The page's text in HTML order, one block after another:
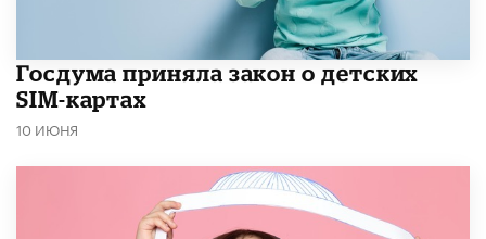
Госдума приняла закон о детских
SIM-картах
10 ИЮНЯ